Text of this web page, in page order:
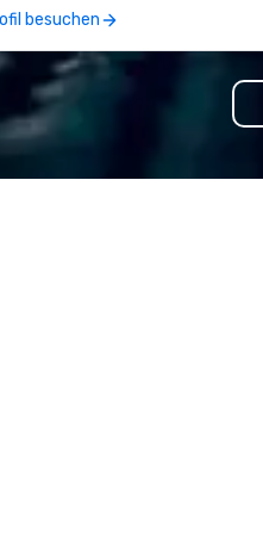
From elite vehicles to EV
and autonomous services
Waymo in select markets,
tier of your group is
traditional ground
full power of Uber for
besuchen